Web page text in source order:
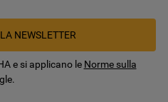
NEWSLETTER
e si applicano le Norme sulla